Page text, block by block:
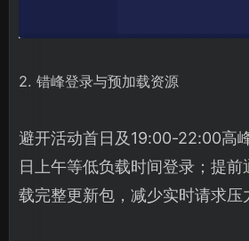
2. 错峰登录与预加载资源
避开活动首日及19:00-22:00高
日上午等低负载时间登录；提
载完整更新包，减少实时请求压